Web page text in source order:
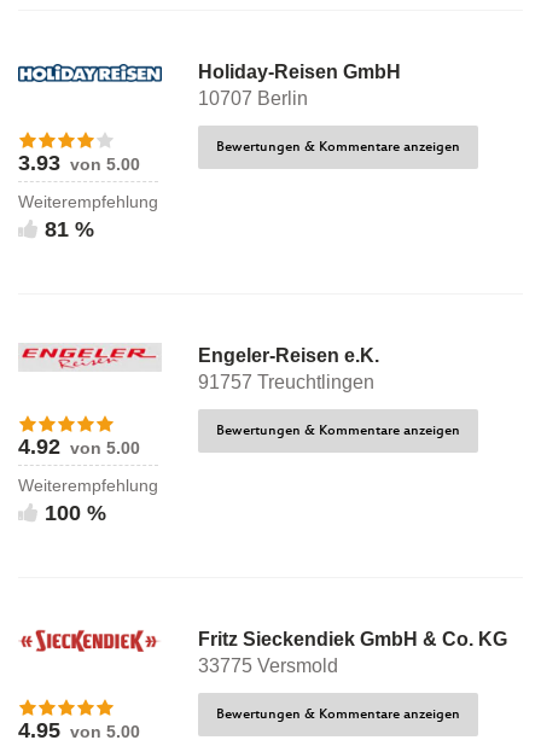
Holiday-Reisen GmbH
10707 Berlin
3.93 von 5.00
Weiterempfehlung
81 %
Bewertungen & Kommentare anzeigen
Engeler-Reisen e.K.
91757 Treuchtlingen
4.92 von 5.00
Weiterempfehlung
100 %
Bewertungen & Kommentare anzeigen
Fritz Sieckendiek GmbH & Co. KG
33775 Versmold
4.95 von 5.00
Bewertungen & Kommentare anzeigen